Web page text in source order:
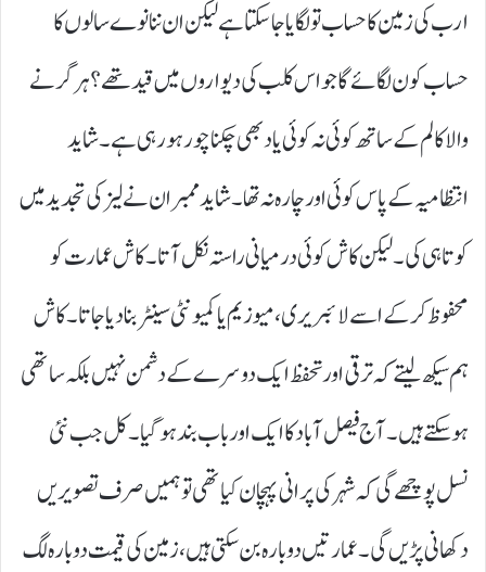
ارب کی زمین کا حساب تو لگایا جا سکتا ہے لیکن ان ننانوے سالوں کا
حساب کون لگائے گا جو اس کلب کی دیواروں میں قید تھے؟ ہر گرنے
والا کالم کے ساتھ کوئی نہ کوئی یاد بھی چکنا چور ہو رہی ہے۔ شاید
انتظامیہ کے پاس کوئی اور چارہ نہ تھا۔ شاید ممبران نے لیز کی تجدید میں
کوتاہی کی۔ لیکن کاش کوئی درمیانی راستہ نکل آتا۔ کاش عمارت کو
محفوظ کر کے اسے لائبریری، میوزیم یا کمیونٹی سینٹر بنا دیا جاتا۔ کاش
ہم سیکھ لیتے کہ ترقی اور تحفظ ایک دوسرے کے دشمن نہیں بلکہ ساتھی
ہو سکتے ہیں۔ آج فیصل آباد کا ایک اور باب بند ہو گیا۔ کل جب نئی
نسل پوچھے گی کہ شہر کی پرانی پہچان کیا تھی تو ہمیں صرف تصویریں
دکھانی پڑیں گی۔ عمارتیں دوبارہ بن سکتی ہیں، زمین کی قیمت دوبارہ لگ